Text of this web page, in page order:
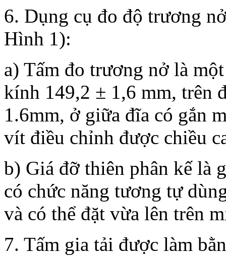
6. Dụng cụ đo độ trương
Hình 1):
a) Tấm đo trương nở là
kính 149,2 ± 1,6 mm, trên
1.6mm, ở giữa đĩa có gắn
vít điều chỉnh được chiều
b) Giá đỡ thiên phân kế là
có chức năng tương tự
và có thể đặt vừa lên trên
7. Tấm gia tải được làm